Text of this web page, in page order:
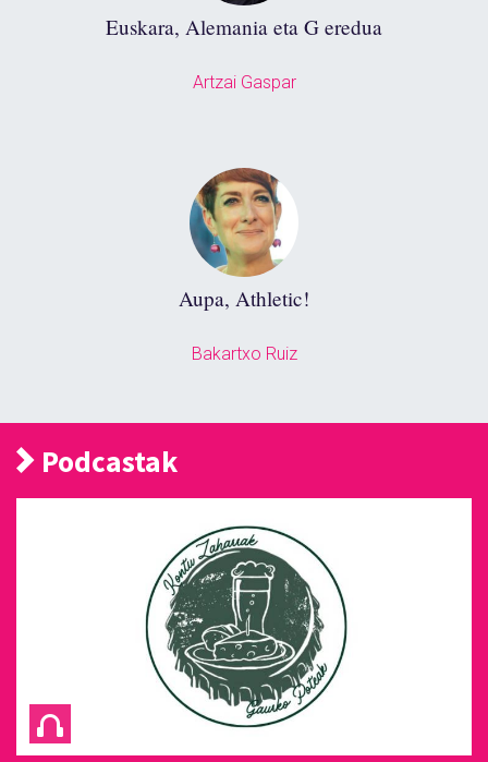
Euskara, Alemania eta G eredua
Artzai Gaspar
Aupa, Athletic!
Bakartxo Ruiz
Podcastak